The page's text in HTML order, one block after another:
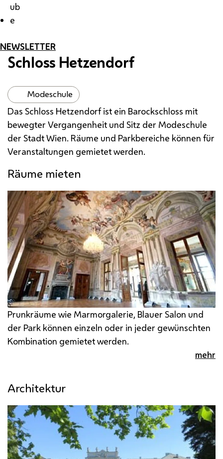
ub
e
NEWSLETTER
Schloss Hetzendorf
Modeschule
Das Schloss Hetzendorf ist ein Barockschloss mit
bewegter Vergangenheit und Sitz der Modeschule
der Stadt Wien. Räume und Parkbereiche können für
Veranstaltungen gemietet werden.
Räume mieten
Prunkräume wie Marmorgalerie, Blauer Salon und
der Park können einzeln oder in jeder gewünschten
Kombination gemietet werden.
mehr
Architektur